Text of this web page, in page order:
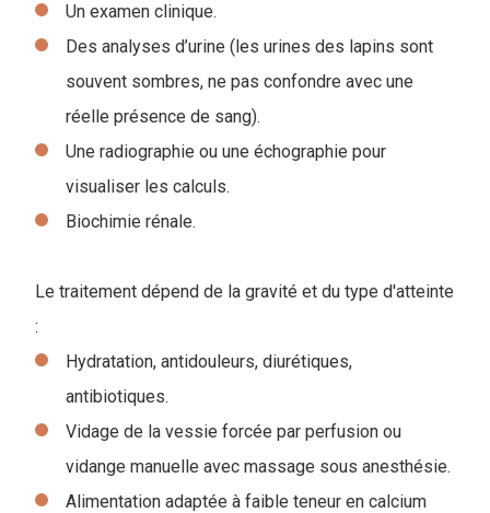
Un examen clinique.
Des analyses d’urine (les urines des lapins sont
souvent sombres, ne pas confondre avec une
réelle présence de sang).
Une radiographie ou une échographie pour
visualiser les calculs.
Biochimie rénale.
Le traitement dépend de la gravité et du type d'atteinte
:
Hydratation, antidouleurs, diurétiques,
antibiotiques.
Vidage de la vessie forcée par perfusion ou
vidange manuelle avec massage sous anesthésie.
Alimentation adaptée à faible teneur en calcium